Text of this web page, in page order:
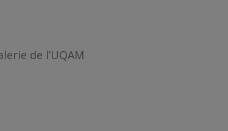
de l’UQAM